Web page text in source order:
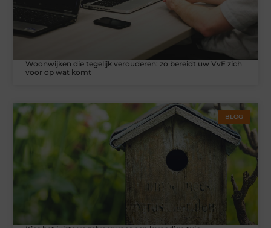
Woonwijken die tegelijk verouderen: zo bereidt uw VvE zich
voor op wat komt
BLOG